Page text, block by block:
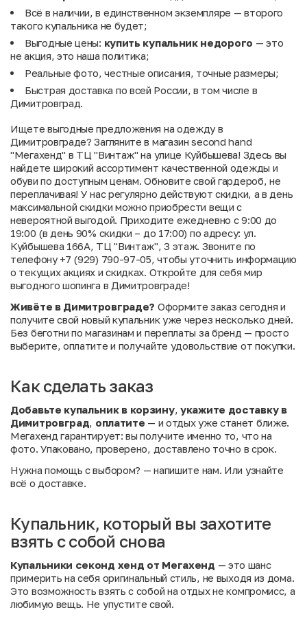
Всё в наличии, в единственном экземпляре — второго
такого купальника не будет;
Выгодные цены: купить купальник недорого — это
не акция, это наша политика;
Реальные фото, честные описания, точные размеры;
Быстрая доставка по всей России, в том числе в
Димитровград.
Ищете выгодные предложения на одежду в
Димитровграде? Загляните в магазин second hand
"Мегахенд" в ТЦ "Винтаж" на улице Куйбышева! Здесь вы
найдете широкий ассортимент качественной одежды и
обуви по доступным ценам. Обновите свой гардероб, не
переплачивая! У нас регулярно действуют скидки, а в день
максимальной скидки можно приобрести вещи с
невероятной выгодой. Приходите ежедневно с 9:00 до
19:00 (в день 90% скидки – до 17:00) по адресу: ул.
Куйбышева 166А, ТЦ "Винтаж", 3 этаж. Звоните по
телефону +7 (929) 790-97-05, чтобы уточнить информацию
о текущих акциях и скидках. Откройте для себя мир
выгодного шопинга в Димитровграде!
Живёте в Димитровграде? Оформите заказ сегодня и
получите свой новый купальник уже через несколько дней.
Без беготни по магазинам и переплаты за бренд — просто
выберите, оплатите и получайте удовольствие от покупки.
Как сделать заказ
Добавьте купальник в корзину,укажите доставку в
Димитровград, оплатите — и отдых уже станет ближе.
Мегахенд гарантирует: вы получите именно то, что на
фото. Упаковано, проверено, доставлено точно в срок.
Нужна помощь с выбором? — напишите нам. Или узнайте
всё о доставке.
Купальник, который вы захотите
взять с собой снова
Купальники секонд хенд от Мегахенд — это шанс
примерить на себя оригинальный стиль, не выходя из дома.
Это возможность взять с собой на отдых не компромисс, а
любимую вещь. Не упустите свой.